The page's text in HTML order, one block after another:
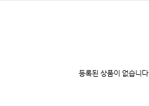
등록된 상품이 없습니다.